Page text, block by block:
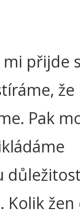
mi přijde
že
Pak
Kolik žen